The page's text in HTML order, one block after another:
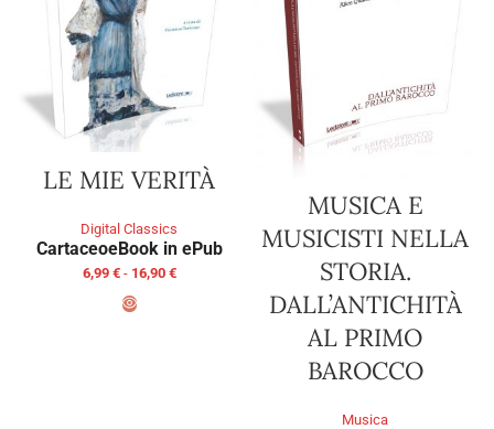
LE MIE VERITÀ
Digital Classics
CartaceoeBook in ePub
6,99 € - 16,90 €
MUSICA E
MUSICISTI NELLA
STORIA.
DALL’ANTICHITÀ
AL PRIMO
BAROCCO
Musica